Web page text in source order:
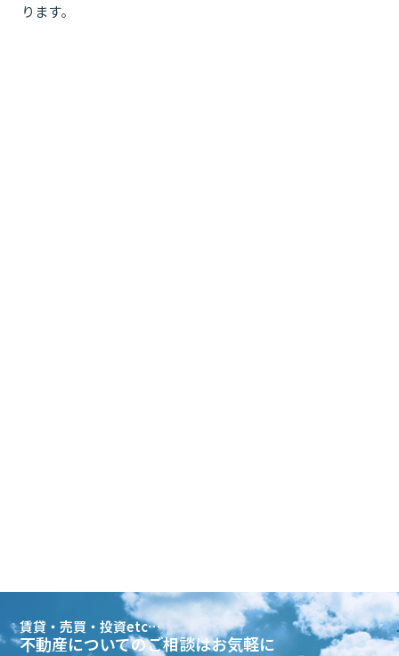
ります。
賃貸・売買・投資etc…
不動産についてのご相談はお気軽に